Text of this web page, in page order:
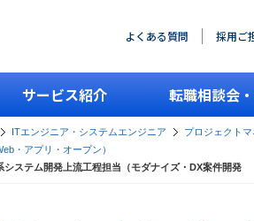
よくある質問 採用ご
サービス紹介 転職相談会
ITエンジニア・システムエンジニア
プロジェクト
・アプリ・オープン）
ステム開発上流工程担当（モダナイズ・DX案件開発